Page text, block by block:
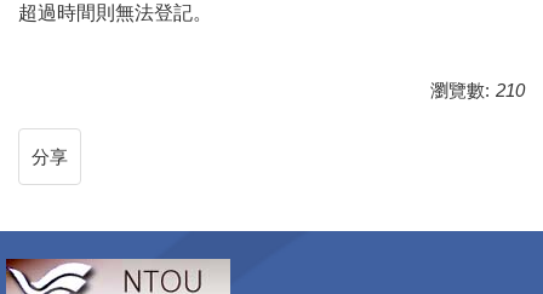
超過時間則無法登記。
瀏覽數: 210
分享